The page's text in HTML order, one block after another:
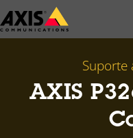
Pular
para
Suporte
AXIS